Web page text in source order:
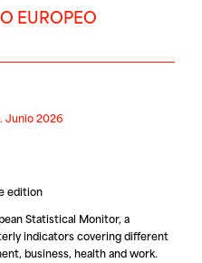
EUROPEO
Junio 2026
edition
Statistical Monitor, a
indicators covering different
business, health and work.